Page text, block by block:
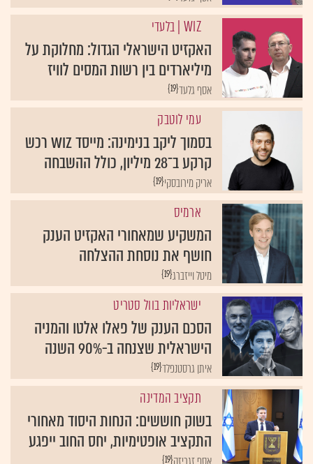
WIZ| בלעדי
האקזיט הישראלי הגדול: מחלוקת על
מיליארדים בין רשות המסים לוויז
{19}אסף גלעד
עמי לוטבק
בסמוך ליקב בנימינה: מייסד WIZ רכש
קרקע ב־28 מיליון, כולל ההשבחה
{19}אריק מירובסקי
ארמיס
המשקיע שמאחורי האקזיט הענק
חושף את נוסחת ההצלחה
{19}מיטל וייזברג
ישראליות בוול סטריט
הסכם הענק של פאלו אלטו והמניה
הישראלית שצנחה ב-90% השנה
{19}איתן גרסטנפלד
תקציב המדינה
בשוק חוששים: הנחות היסוד מאחורי
התקציב אופטימיות, יחס החוב ייפגע
{19}אסף זגריזק